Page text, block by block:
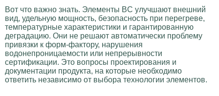
Вот что важно знать. Элементы BC улучшают внешний
вид, удельную мощность, безопасность при перегреве,
температурные характеристики и гарантированную
деградацию. Они не решают автоматически проблему
привязки к форм-фактору, нарушения
водонепроницаемости или непрерывности
сертификации. Это вопросы проектирования и
документации продукта, на которые необходимо
ответить независимо от выбора технологии элементов.